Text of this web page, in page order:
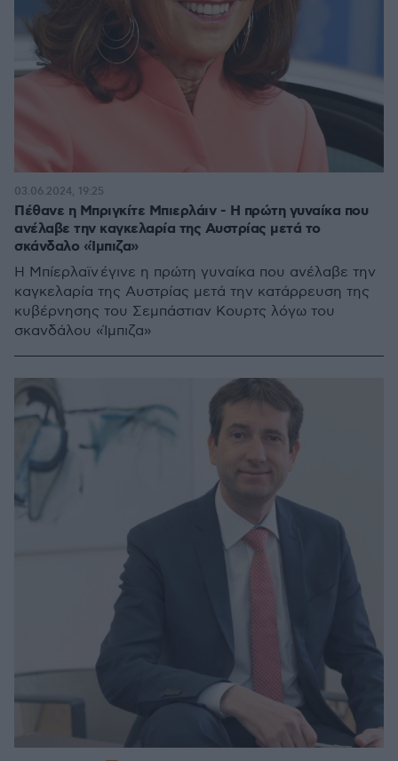
Πέθανε η Μπριγκίτε Μπιερλάιν - Η πρώτη γυναίκα που
ανέλαβε την καγκελαρία της Αυστρίας μετά το
σκάνδαλο «Ίμπιζα»
Η Μπίερλαϊν έγινε η πρώτη γυναίκα που ανέλαβε την
καγκελαρία της Αυστρίας μετά την κατάρρευση της
κυβέρνησης του Σεμπάστιαν Κουρτς λόγω του
σκανδάλου «Ίμπιζα»
03.06.2024, 19:25